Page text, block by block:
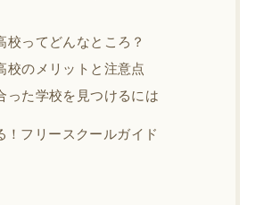
校ってどんなところ？
校のメリットと注意点
った学校を見つけるには
！フリースクールガイド